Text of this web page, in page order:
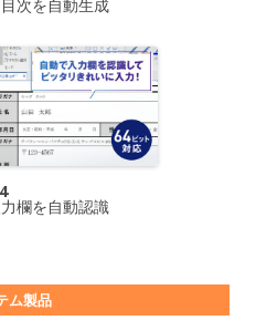
次を自動生成
欄を自動認識
ム製品